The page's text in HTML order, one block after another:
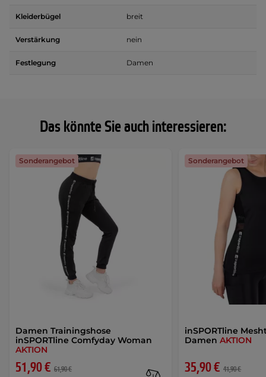
Das könnte Sie auch interessieren:
Damen Trainingshose
inSPORTline Comfyday Woman
AKTION
51,90 € 61,90 €
Sonderangebot
inSPORTline
DamenAKTION
35,90 € 41,90 €
Sonderangebot
Kleiderbügel breit
Verstärkung nein
Festlegung Damen